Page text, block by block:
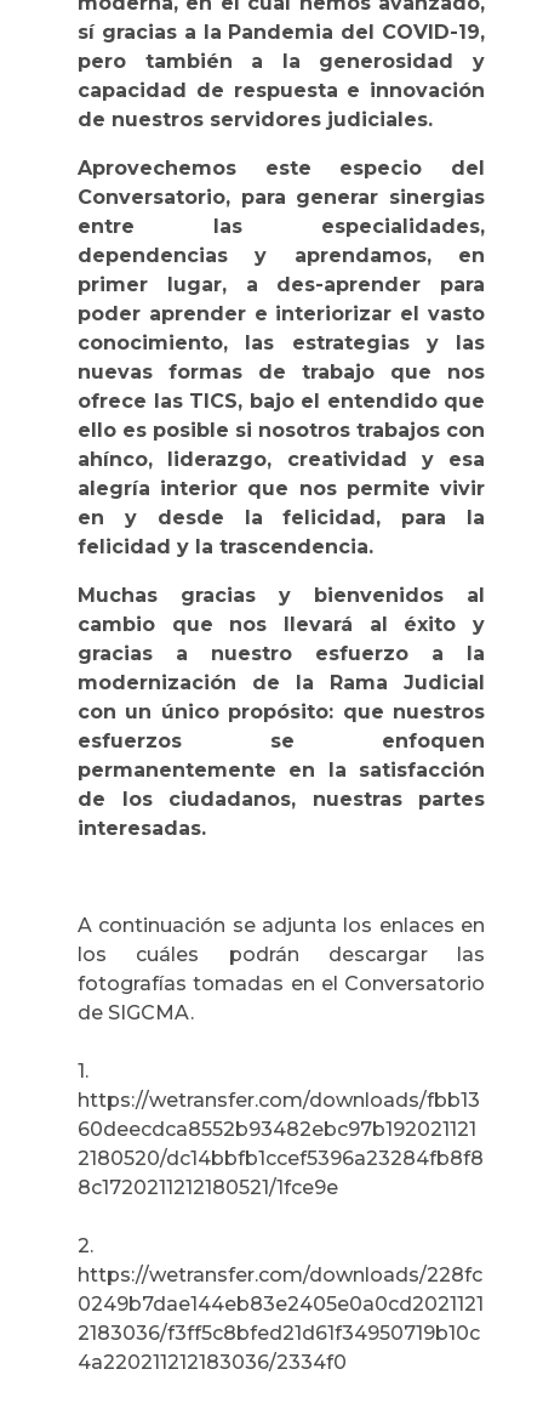
sí gracias a la Pandemia del COVID-19,
pero también a la generosidad y
capacidad de respuesta e innovación
de nuestros servidores judiciales.
Aprovechemos este especio del
Conversatorio, para generar sinergias
entre las especialidades,
dependencias y aprendamos, en
primer lugar, a des-aprender para
poder aprender e interiorizar el vasto
conocimiento, las estrategias y las
nuevas formas de trabajo que nos
ofrece las TICS, bajo el entendido que
ello es posible si nosotros trabajos con
ahínco, liderazgo, creatividad y esa
alegría interior que nos permite vivir
en y desde la felicidad, para la
felicidad y la trascendencia.
Muchas gracias y bienvenidos al
cambio que nos llevará al éxito y
gracias a nuestro esfuerzo a la
modernización de la Rama Judicial
con un único propósito: que nuestros
esfuerzos se enfoquen
permanentemente en la satisfacción
de los ciudadanos, nuestras partes
interesadas.
A continuación se adjunta los enlaces en
los cuáles podrán descargar las
fotografías tomadas en el Conversatorio
de SIGCMA.
1.
https://wetransfer.com/downloads/fbb13
60deecdca8552b93482ebc97b192021121
2180520/dc14bbfb1ccef5396a23284fb8f8
8c1720211212180521/1fce9e
2.
https://wetransfer.com/downloads/228fc
0249b7dae144eb83e2405e0a0cd2021121
2183036/f3ff5c8bfed21d61f34950719b10c
4a220211212183036/2334f0